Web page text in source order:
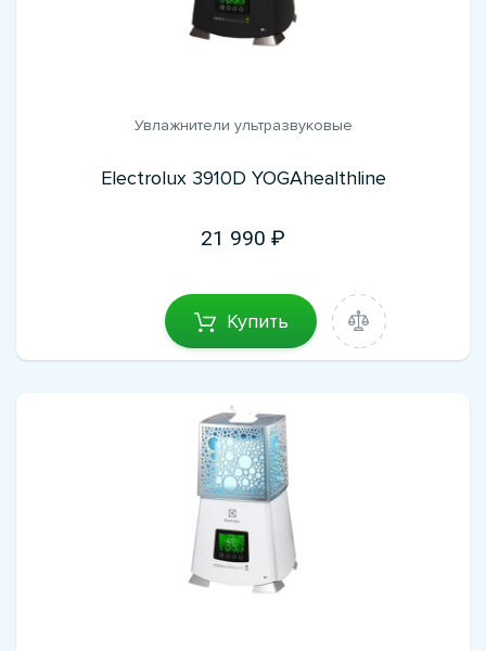
Увлажнители ультразвуковые
Electrolux 3910D YOGAhealthline
21 990
Купить